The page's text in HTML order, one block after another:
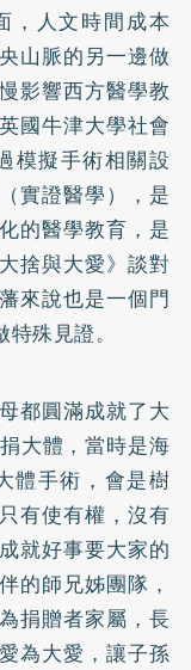
，人文時間成本
山脈的另一邊做
影響西方醫學教
國牛津大學社會
模擬手術相關設
實證醫學），是
的醫學教育，是
捨與大愛》談對
來說也是一個門
殊見證。
都圓滿成就了大
大體，當時是海
體手術，會是樹
有使有權，沒有
就好事要大家的
的師兄姊團隊，
捐贈者家屬，長
為大愛，讓子孫